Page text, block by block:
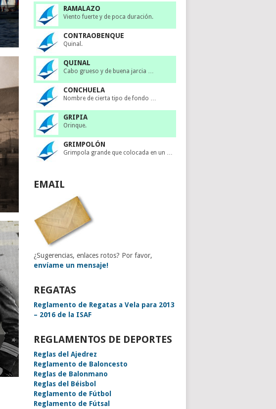
RAMALAZO
Viento fuerte y de poca duración.
CONTRAOBENQUE
Quinal.
QUINAL
Cabo grueso y de buena jarcia …
CONCHUELA
Nombre de cierta tipo de fondo …
GRIPIA
Orinque.
GRIMPOLÓN
Grimpola grande que colocada en un …
EMAIL
¿Sugerencias, enlaces rotos? Por favor,
envíame un mensaje!
REGATAS
Reglamento de Regatas a Vela para 2013
– 2016 de la ISAF
REGLAMENTOS DE DEPORTES
Reglas del Ajedrez
Reglamento de Baloncesto
Reglas de Balonmano
Reglas del Béisbol
Reglamento de Fútbol
Reglamento de Fútsal